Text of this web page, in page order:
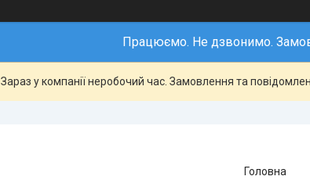
Працюємо. Не дзвонимо.
Зараз у компанії неробочий час. Замовлення та
Головна